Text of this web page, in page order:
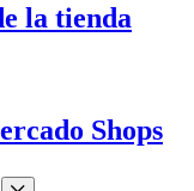
la tienda
Shops